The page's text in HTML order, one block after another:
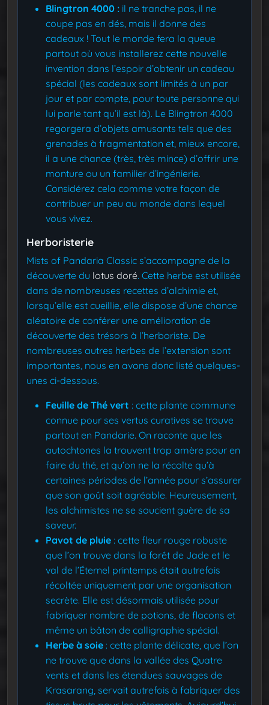
Blingtron 4000 : il ne tranche pas, il ne
coupe pas en dés, mais il donne des
cadeaux ! Tout le monde fera la queue
partout où vous installerez cette nouvelle
invention dans l’espoir d’obtenir un cadeau
spécial (les cadeaux sont limités à un par
jour et par compte, pour toute personne qui
lui parle tant qu’il est là). Le Blingtron 4000
regorgera d’objets amusants tels que des
grenades à fragmentation et, mieux encore,
il a une chance (très, très mince) d’offrir une
monture ou un familier d’ingénierie.
Considérez cela comme votre façon de
contribuer un peu au monde dans lequel
vous vivez.
Herboristerie
Mists of Pandaria Classic s’accompagne de la
découverte du lotus doré. Cette herbe est utilisée
dans de nombreuses recettes d’alchimie et,
lorsqu’elle est cueillie, elle dispose d’une chance
aléatoire de conférer une amélioration de
découverte des trésors à l’herboriste. De
nombreuses autres herbes de l’extension sont
importantes, nous en avons donc listé quelques-
unes ci-dessous.
Feuille de Thé vert : cette plante commune
connue pour ses vertus curatives se trouve
partout en Pandarie. On raconte que les
autochtones la trouvent trop amère pour en
faire du thé, et qu’on ne la récolte qu’à
certaines périodes de l’année pour s’assurer
que son goût soit agréable. Heureusement,
les alchimistes ne se soucient guère de sa
saveur.
Pavot de pluie : cette fleur rouge robuste
que l’on trouve dans la forêt de Jade et le
val de l’Éternel printemps était autrefois
récoltée uniquement par une organisation
secrète. Elle est désormais utilisée pour
fabriquer nombre de potions, de flacons et
même un bâton de calligraphie spécial.
Herbe à soie : cette plante délicate, que l’on
ne trouve que dans la vallée des Quatre
vents et dans les étendues sauvages de
Krasarang, servait autrefois à fabriquer des